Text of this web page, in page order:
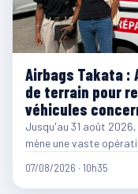
Airbags Takata :
de terrain pour
véhicules
Jusqu'au 31 août
mène une vaste
07/08/2026 · 10h35